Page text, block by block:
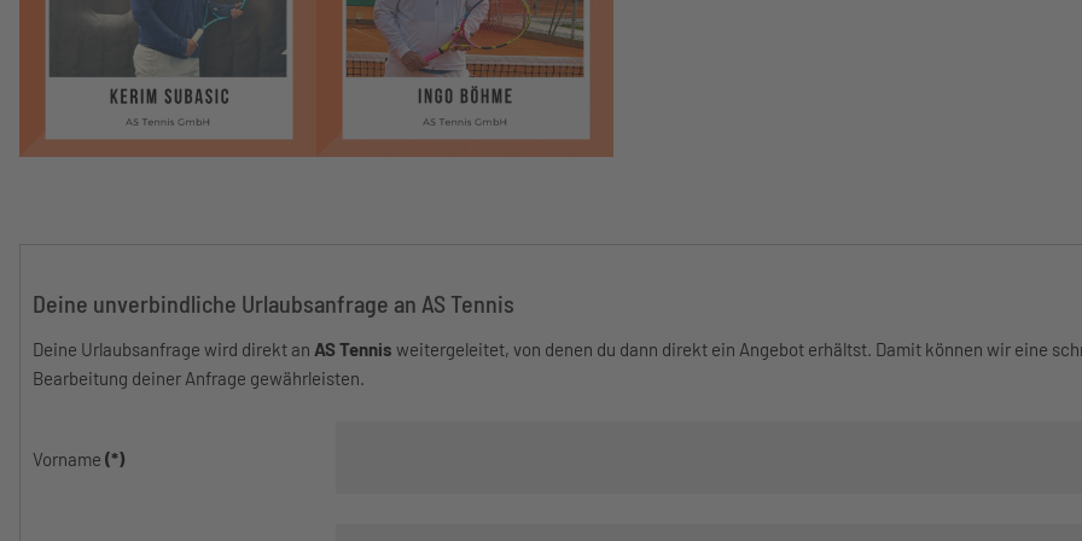
Deine unverbindliche Urlaubsanfrage an AS Tennis
Deine Urlaubsanfrage wird direkt an AS Tennis weitergeleitet, von denen du dann direkt ein Angebot erhältst. Damit können wir eine
Bearbeitung deiner Anfrage gewährleisten.
Vorname (*)